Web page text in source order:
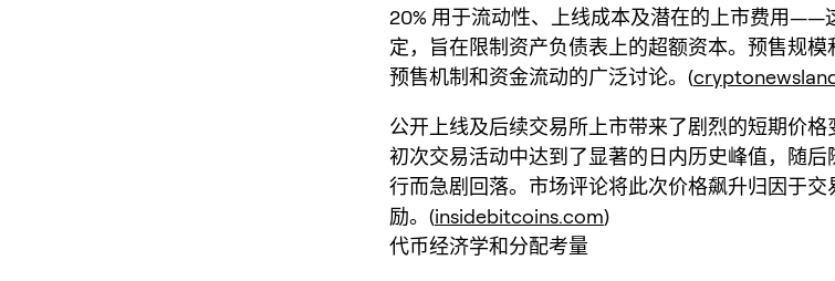
20% 用于流动性、上线成本及潜在的上市费用——
定，旨在限制资产负债表上的超额资本。预售规
预售机制和资金流动的广泛讨论。(
公开上线及后续交易所上市带来了剧烈的短期价格
初次交易活动中达到了显著的日内历史峰值，随
行而急剧回落。市场评论将此次价格飙升归因于
励。(insidebitcoins.com)
代币经济学和分配考量